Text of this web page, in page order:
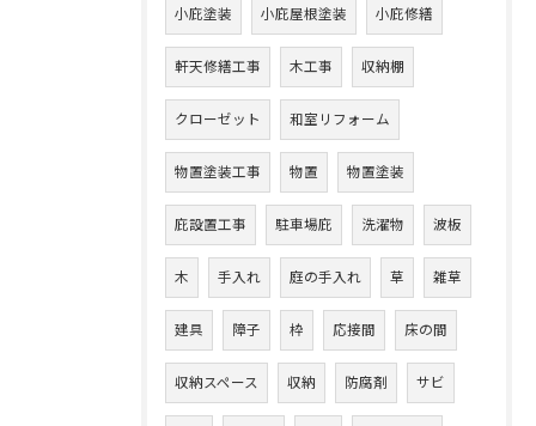
小庇塗装 小庇屋根塗装 小庇修繕
軒天修繕工事 木工事 収納棚
クローゼット 和室リフォーム
物置塗装工事 物置 物置塗装
庇設置工事 駐車場庇 洗濯物 波板
木 手入れ 庭の手入れ 草 雑草
建具 障子 枠 応接間 床の間
収納スペース 収納 防腐剤 サビ